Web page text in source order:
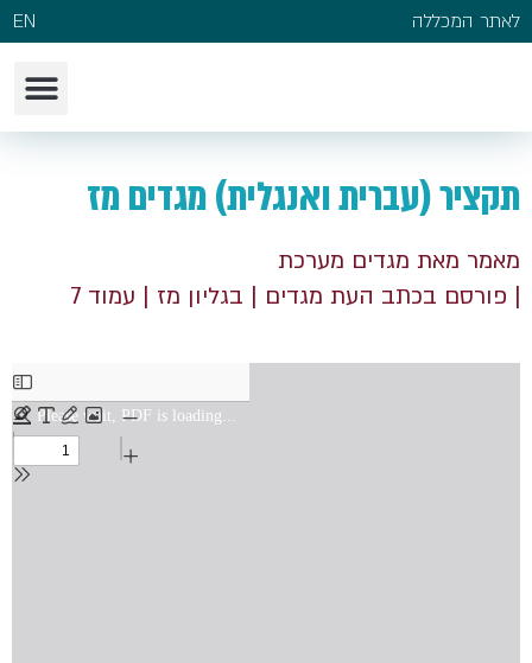
לאתר המכללה EN
תקציר (עברית ואנגלית) מגדים מז
מאמר מאת מגדים מערכת
| פורסם בכתב העת מגדים | בגליון מז | עמוד 7